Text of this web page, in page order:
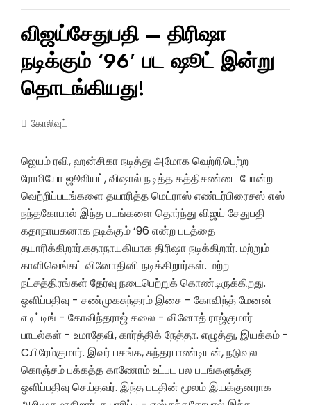
விஜய்சேதுபதி – திரிஷா
நடிக்கும் ‘96′ பட ஷூட் இன்று
தொடங்கியது!
கோலிவுட்
ஜெயம் ரவி, ஹன்சிகா நடித்து அமோக வெற்றிபெற்ற
ரோமியோ ஜூலியட், விஷால் நடித்த கத்திசண்டை போன்ற
வெற்றிப்படங்களை தயாரித்த மெட்ராஸ் எண்டர்பிரைசஸ் எஸ்
நந்தகோபால் இந்த படங்களை தொர்ந்து விஜய் சேதுபதி
கதாநாயகனாக நடிக்கும் ‘96 என்ற படத்தை
தயாரிக்கிறார்.கதாநாயகியாக திரிஷா நடிக்கிறார். மற்றும்
காளிவெங்கட் வினோதினி நடிக்கிறார்கள். மற்ற
நட்சத்திரங்கள் தேர்வு நடைபெற்றுக் கொண்டிருக்கிறது.
ஒளிப்பதிவு - சண்முகசுந்தரம் இசை - கோவிந்த் மேனன்
எடிட்டிங் - கோவிந்தராஜ் கலை - வினோத் ராஜ்குமார்
பாடல்கள் - உமாதேவி, கார்த்திக் நேத்தா. எழுத்து, இயக்கம் -
C.பிரேம்குமார். இவர் பசங்க, சுந்தரபாண்டியன், நடுவுல
கொஞ்சம் பக்கத்த காணோம் உட்பட பல படங்களுக்கு
ஒளிப்பதிவு செய்தவர். இந்த படதின் மூலம் இயக்குனராக